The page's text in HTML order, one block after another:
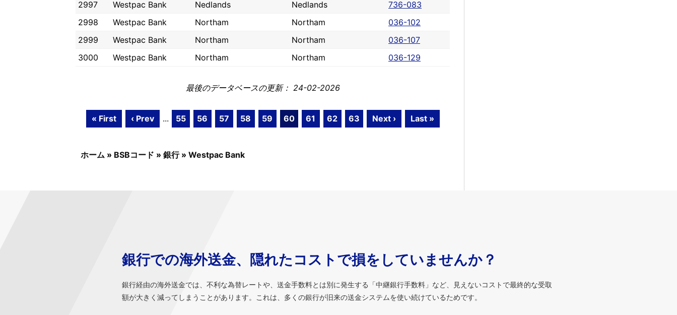
2997
Westpac Bank Nedlands Nedlands
736-083
2998
Westpac Bank Northam Northam
036-102
2999
Westpac Bank Northam Northam
036-107
3000
Westpac Bank Northam Northam 036-129
最後のデータベースの更新： 24-02-2026
« First ‹ Prev ... 55 56 57 58 59 60 61 62 63 Next › Last »
ホーム » BSBコード » 銀行» Westpac Bank
銀行での海外送金、隠れたコストで損をしていませんか？
銀行経由の海外送金では、不利な為替レートや、送金手数料とは別に発生する「中継銀行手数料」など、見えないコストで最終的な受取
額が大きく減ってしまうことがあります。これは、多くの銀行が旧来の送金システムを使い続けているためです。